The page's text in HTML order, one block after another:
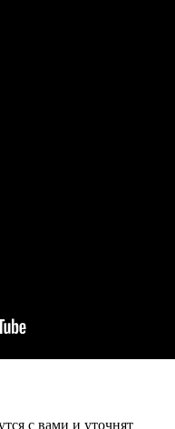
с вами и уточнят